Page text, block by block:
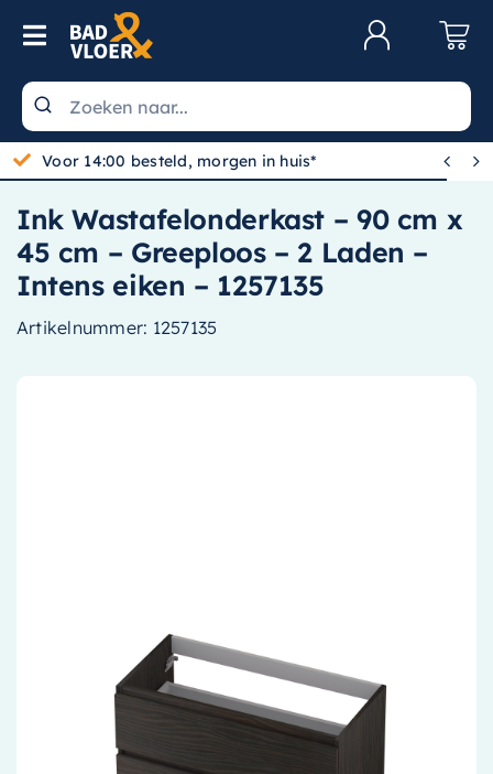
Skip to content
Toggle Navigation
Wastafels
Toiletten
Spiegels
Kranen
Douche
Tegels
Gratis bezorgd vanaf 100,-
 
Ink Wastafelonderkast – 90 cm x
45 cm – Greeploos – 2 Laden –
Intens eiken – 1257135
Artikelnummer: 1257135